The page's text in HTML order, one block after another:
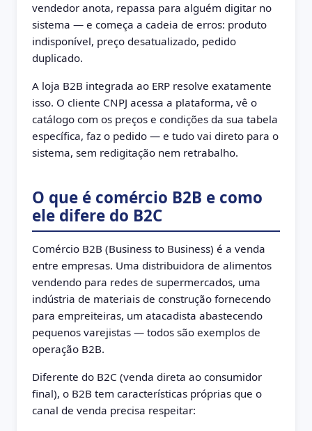
vendedor anota, repassa para alguém digitar no
sistema — e começa a cadeia de erros: produto
indisponível, preço desatualizado, pedido
duplicado.
A loja B2B integrada ao ERP resolve exatamente
isso. O cliente CNPJ acessa a plataforma, vê o
catálogo com os preços e condições da sua tabela
específica, faz o pedido — e tudo vai direto para o
sistema, sem redigitação nem retrabalho.
O que é comércio B2B e como
ele difere do B2C
Comércio B2B (Business to Business) é a venda
entre empresas. Uma distribuidora de alimentos
vendendo para redes de supermercados, uma
indústria de materiais de construção fornecendo
para empreiteiras, um atacadista abastecendo
pequenos varejistas — todos são exemplos de
operação B2B.
Diferente do B2C (venda direta ao consumidor
final), o B2B tem características próprias que o
canal de venda precisa respeitar: